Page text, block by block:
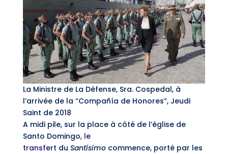
La Ministre de La Défense, Sra. Cospedal, à
l’arrivée de la “Compañía de Honores”, Jeudi
Saint de 2018
A midi pile, sur la place à côté de l’église de
Santo Domingo, le
transfert du Santísimocommence, porté par les